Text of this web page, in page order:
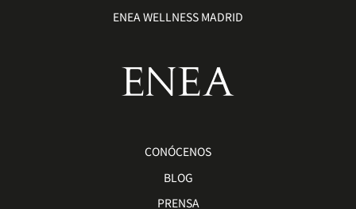
ENEA WELLNESS MADRID
CONÓCENOS
BLOG
PRENSA